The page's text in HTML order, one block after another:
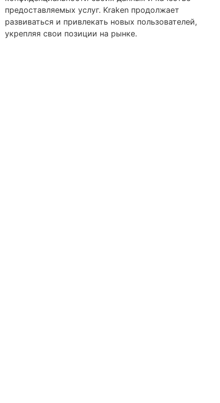
предоставляемых услуг. Kraken продолжает
развиваться и привлекать новых пользователей,
укрепляя свои позиции на рынке.